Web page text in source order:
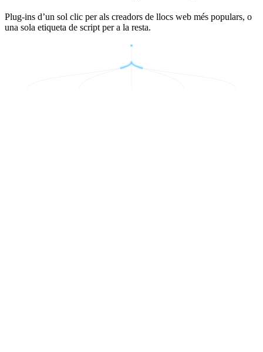
Plug-ins d’un sol clic per als creadors de llocs web més populars, o
una sola etiqueta de script per a la resta.